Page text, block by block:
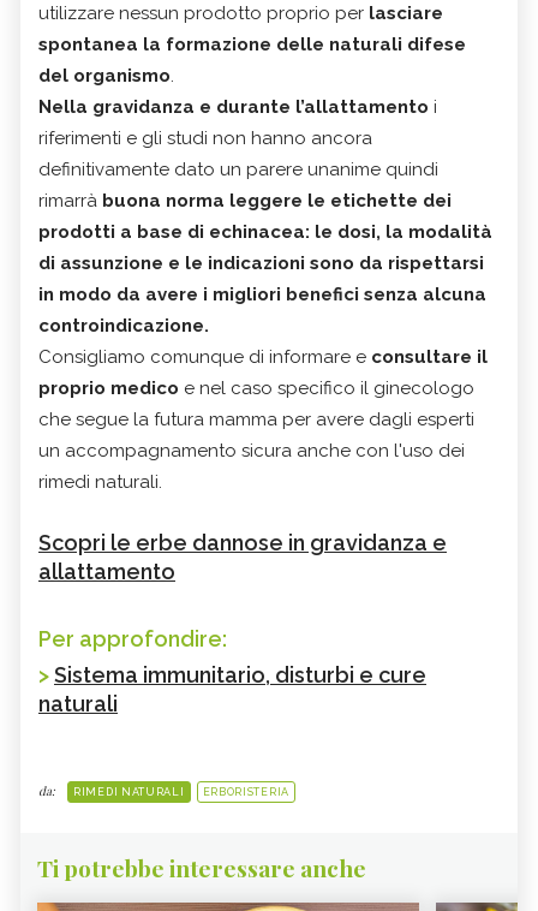
utilizzare nessun prodotto proprio per lasciare
spontanea la formazione delle naturali difese
del organismo.
Nella gravidanza e durante l’allattamento i
riferimenti e gli studi non hanno ancora
definitivamente dato un parere unanime quindi
rimarrà buona norma leggere le etichette dei
prodotti a base di echinacea: le dosi, la modalità
di assunzione e le indicazioni sono da rispettarsi
in modo da avere i migliori benefici senza alcuna
controindicazione.
Consigliamo comunque di informare e consultare il
proprio medico e nel caso specifico il ginecologo
che segue la futura mamma per avere dagli esperti
un accompagnamento sicura anche con l'uso dei
rimedi naturali.
Scopri le erbe dannose in gravidanza e
allattamento
Per approfondire:
>Sistema immunitario, disturbi e cure
naturali
da: RIMEDI NATURALI ERBORISTERIA
Ti potrebbe interessare anche